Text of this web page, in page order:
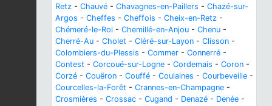
Retz - Chauvé - Chavagnes-en-Paillers - Chazé-sur-
Argos - Cheffes - Cheffois - Cheix-en-Retz -
Chémeré-le-Roi - Chemillé-en-Anjou - Chenu -
Cherré-Au - Cholet - Cléré-sur-Layon - Clisson -
Colombiers-du-Plessis - Commer - Connerré -
Contest - Corcoué-sur-Logne - Cordemais - Coron -
Corzé - Couëron - Couffé - Coulaines - Courbeveille -
Courcelles-la-Forêt - Crannes-en-Champagne -
Crosmières - Crossac - Cugand - Denazé - Denée -